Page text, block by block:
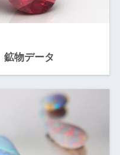
鉱物データ